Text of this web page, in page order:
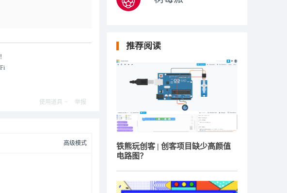
使用道具 举报
高级模式
推荐阅读
铁熊玩创客 | 创客项目缺少高颜值
电路图？